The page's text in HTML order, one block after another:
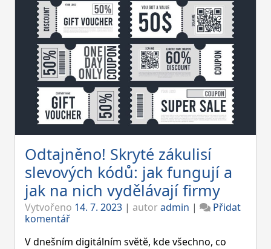
Odtajněno! Skryté zákulisí
slevových kódů: jak fungují a
jak na nich vydělávají firmy
Vytvořeno 14. 7. 2023 | autoradmin |
Přidat
komentářon
Skryté
V dnešním digitálním světě, kde všechno, co